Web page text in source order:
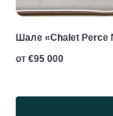
Шале «Chalet Perce
от €95 000